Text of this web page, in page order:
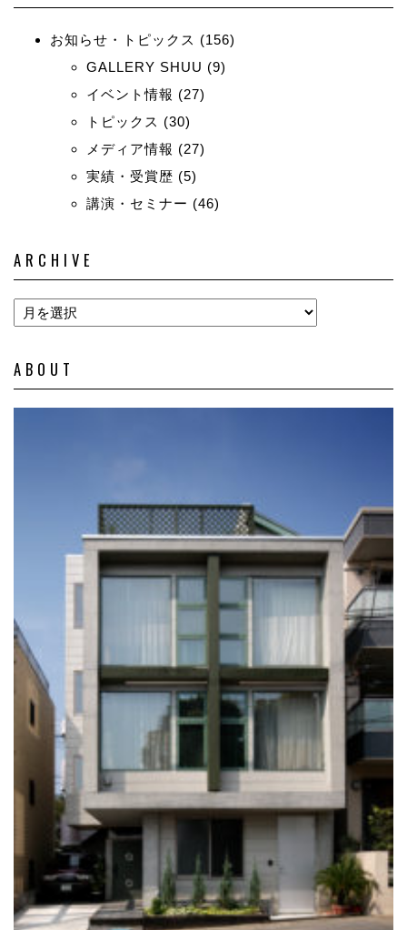
お知らせ・トピックス (156)
GALLERY SHUU (9)
イベント情報 (27)
トピックス (30)
メディア情報 (27)
実績・受賞歴 (5)
講演・セミナー (46)
ARCHIVE
ABOUT